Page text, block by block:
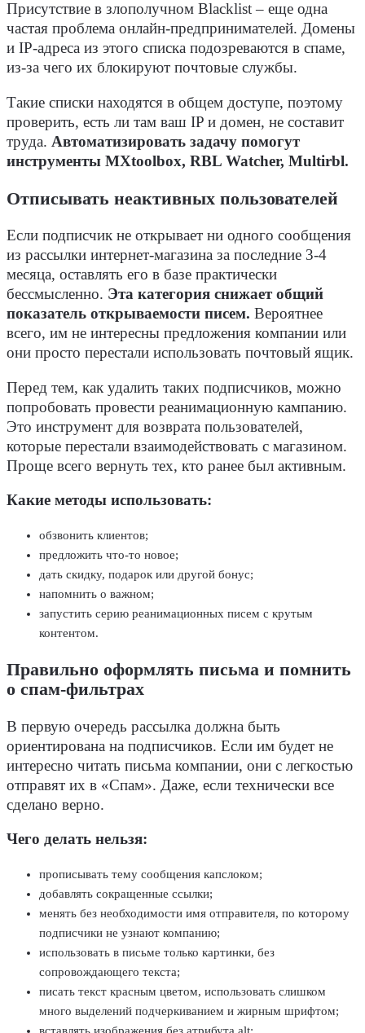
Присутствие в злополучном Blacklist – еще одна
частая проблема онлайн-предпринимателей. Домены
и IP-адреса из этого списка подозреваются в спаме,
из-за чего их блокируют почтовые службы.
Такие списки находятся в общем доступе, поэтому
проверить, есть ли там ваш IP и домен, не составит
труда. Автоматизировать задачу помогут
инструменты MXtoolbox, RBL Watcher, Multirbl.
Отписывать неактивных пользователей
Если подписчик не открывает ни одного сообщения
из рассылки интернет-магазина за последние 3-4
месяца, оставлять его в базе практически
бессмысленно. Эта категория снижает общий
показатель открываемости писем. Вероятнее
всего, им не интересны предложения компании или
они просто перестали использовать почтовый ящик.
Перед тем, как удалить таких подписчиков, можно
попробовать провести реанимационную кампанию.
Это инструмент для возврата пользователей,
которые перестали взаимодействовать с магазином.
Проще всего вернуть тех, кто ранее был активным.
Какие методы использовать:
обзвонить клиентов;
предложить что-то новое;
дать скидку, подарок или другой бонус;
напомнить о важном;
запустить серию реанимационных писем с крутым
контентом.
Правильно оформлять письма и помнить
о спам-фильтрах
В первую очередь рассылка должна быть
ориентирована на подписчиков. Если им будет не
интересно читать письма компании, они с легкостью
отправят их в «Спам». Даже, если технически все
сделано верно.
Чего делать нельзя:
прописывать тему сообщения капслоком;
добавлять сокращенные ссылки;
менять без необходимости имя отправителя, по которому
подписчики не узнают компанию;
использовать в письме только картинки, без
сопровождающего текста;
писать текст красным цветом, использовать слишком
много выделений подчеркиванием и жирным шрифтом;